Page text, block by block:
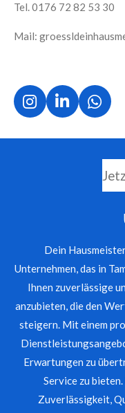
Tel. 0176 72 82 53 30
Mail:
I
n
s
L
i
n
W
h
a
A
Dein
Unternehmen, das in
Ihnen zuverlässige
anzubieten, die den
steigern. Mit einem
Erwartungen zu
Service zu
Zuverlässigkeit,